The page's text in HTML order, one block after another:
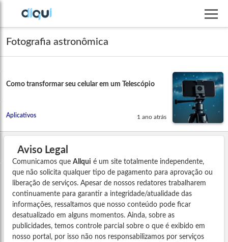
Fotografia astronômica
Como transformar seu celular em um Telescópio
Aplicativos 1 ano atrás
Aviso Legal
Comunicamos que Allqui é um site totalmente independente,
que não solicita qualquer tipo de pagamento para aprovação ou
liberação de serviços. Apesar de nossos redatores trabalharem
continuamente para garantir a integridade/atualidade das
informações, ressaltamos que nosso conteúdo pode ficar
desatualizado em alguns momentos. Ainda, sobre as
publicidades, temos controle parcial sobre o que é exibido em
nosso portal, por isso não nos responsabilizamos por serviços